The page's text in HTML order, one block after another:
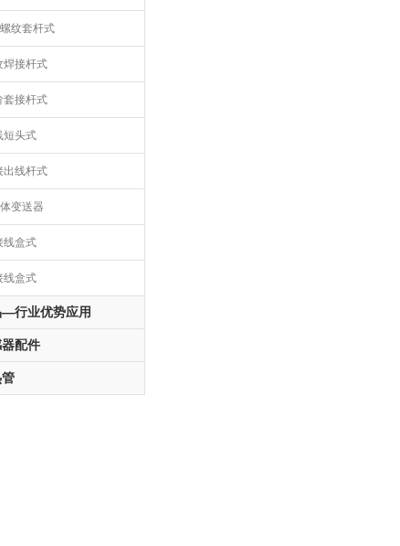
纹套杆式
焊接杆式
套接杆式
短头式
出线杆式
变送器
线盒式
线盒式
行业优势应用
配件